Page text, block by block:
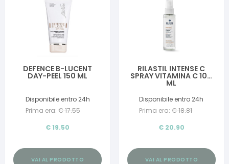
DEFENCE B-LUCENT
DAY-PEEL 150 ML
Disponibile entro 24h
Prima era: €17.55
€ 19.50
VAI AL PRODOTTO
RILASTIL INTENSE C
SPRAY VITAMINA C 100
ML
Disponibile entro 24h
Prima era: €18.81
€ 20.90
VAI AL PRODOTTO